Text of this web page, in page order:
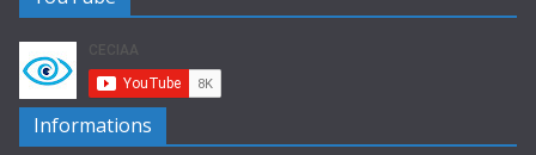
Informations